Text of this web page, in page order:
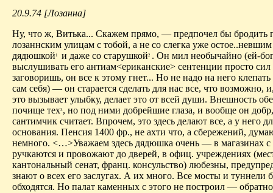
20.9.74 [Лозанна]
Ну, что ж, Витька... Скажем прямо, — предпочел бы бродить
лозаннским улицам с тобой, а не со слегка уже
дядюшкой 1 и даже со старушкой2 . Он мил необычайно (ей-
выслушивать его антиам<ериканские> сентенции просто
заговоришь, он все к этому гнет... Но не надо на него
сам себя) — он старается сделать для нас все, что возможно,
это вызывает улыбку, делает это от всей души. Внешность
почище тех3, но под ними добрейшие глаза, и вообще он
сантимчик считает. Впрочем, это здесь делают все, а у него
основания. Пенсия 1400 фр., не ахти что, а сбережений,
немного. <…>Уважаем здесь дядюшка очень — в магазинах
ручкаются и провожают до дверей, в офиц. учреждениях
кантональный сенат, франц. консульство) любезны,
знают о всех его заслугах. А их много. Все мосты и туннели
обходятся. Но палат каменных с этого не построил —